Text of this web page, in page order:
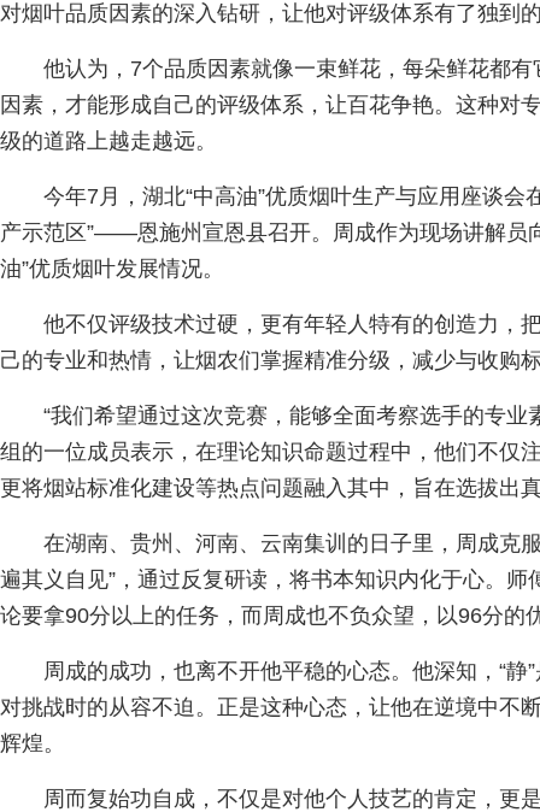
对烟叶品质因素的深入钻研，让他对评级体系有了独到
他认为，7个品质因素就像一束鲜花，每朵鲜花都
因素，才能形成自己的评级体系，让百花争艳。这种对
级的道路上越走越远。
今年7月，湖北“中高油”优质烟叶生产与应用座谈会
产示范区”——恩施州宣恩县召开。周成作为现场讲解员
油”优质烟叶发展情况。
他不仅评级技术过硬，更有年轻人特有的创造力，
己的专业和热情，让烟农们掌握精准分级，减少与收购
“我们希望通过这次竞赛，能够全面考察选手的专业
组的一位成员表示，在理论知识命题过程中，他们不仅
更将烟站标准化建设等热点问题融入其中，旨在选拔出
在湖南、贵州、河南、云南集训的日子里，周成克
遍其义自见”，通过反复研读，将书本知识内化于心。
论要拿90分以上的任务，而周成也不负众望，以96分的
周成的成功，也离不开他平稳的心态。他深知，“静
对挑战时的从容不迫。正是这种心态，让他在逆境中不
辉煌。
周而复始功自成，不仅是对他个人技艺的肯定，更